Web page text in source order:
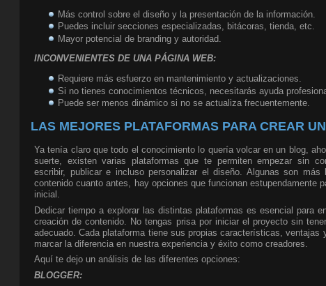
Más control sobre el diseño y la presentación de la información.
Puedes incluir secciones especializadas, bitácoras, tienda, etc.
Mayor potencial de branding y autoridad.
INCONVENIENTES DE UNA PÁGINA WEB:
Requiere más esfuerzo en mantenimiento y actualizaciones.
Si no tienes conocimientos técnicos, necesitarás ayuda
Puede ser menos dinámico si no se actualiza frecuentemente.
LAS MEJORES PLATAFORMAS PARA CREAR
Ya tenía claro que todo el conocimiento lo quería volcar en un blog,
suerte, existen varias plataformas que te permiten empezar sin
escribir, publicar e incluso personalizar el diseño. Algunas son
contenido cuanto antes, hay opciones que funcionan estupendamente
inicial.
Dedicar tiempo a explorar las distintas plataformas es esencial para
creación de contenido. No tengas prisa por iniciar el proyecto sin
adecuado. Cada plataforma tiene sus propias características,
marcar la diferencia en nuestra experiencia y éxito como creadores.
Aquí te dejo un análisis de las diferentes opciones:
BLOGGER: